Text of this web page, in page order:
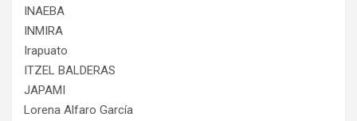
INAEBA
INMIRA
Irapuato
ITZEL BALDERAS
JAPAMI
Lorena Alfaro García